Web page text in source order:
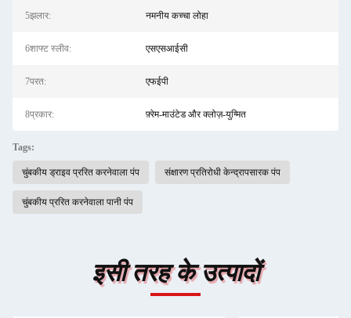
5झलार: नमनीय कच्चा लोहा
6शाफ्ट स्लीव: एसएसआईसी
7परत: एफईपी
8प्रकार: फ़्रेम-माउंटेड और क्लोज़-युग्मित
Tags:
चुंबकीय ड्राइव प्ररित करनेवाला पंप संक्षारण प्रतिरोधी केन्द्रापसारक पंप
चुंबकीय प्ररित करनेवाला पानी पंप
इसी तरह के उत्पादों